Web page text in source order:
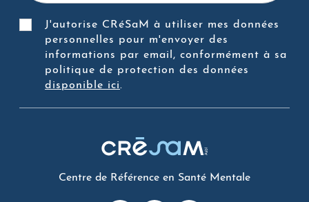
J'autorise CRéSaM à utiliser mes données
personnelles pour m'envoyer des
informations par email, conformément à sa
politique de protection des données
disponible ici.
Centre de Référence en Santé Mentale